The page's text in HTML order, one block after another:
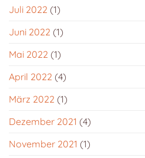
Juli 2022 (1)
Juni 2022 (1)
Mai 2022 (1)
April 2022 (4)
März 2022 (1)
Dezember 2021 (4)
November 2021 (1)